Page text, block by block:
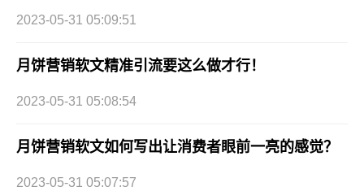
2023-05-31 05:09:51
月饼营销软文精准引流要这么做才行！
2023-05-31 05:08:54
月饼营销软文如何写出让消费者眼前一亮的感觉？
2023-05-31 05:07:57